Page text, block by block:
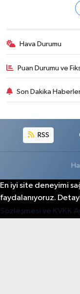
Hava Durumu
Puan Durumu ve
Son Dakika
RSS
En iyi site deneyimi
faydalanıyoruz.
Sözleşmesi ve KVKK